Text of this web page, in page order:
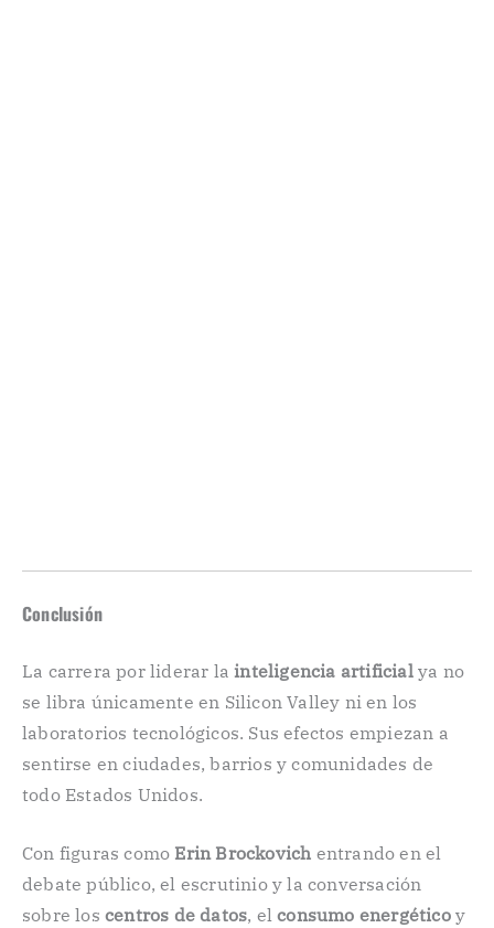
Conclusión
La carrera por liderar lainteligencia artificialya no
se libra únicamente en Silicon Valley ni en los
laboratorios tecnológicos. Sus efectos empiezan a
sentirse en ciudades, barrios y comunidades de
todo Estados Unidos.
Con figuras como Erin Brockovich entrando en el
debate público, el escrutinio y la conversación
sobre los centros de datos, elconsumo energéticoy